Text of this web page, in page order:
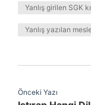
Yanlış girilen SGK
Yanlış yazılan
Önceki Yazı